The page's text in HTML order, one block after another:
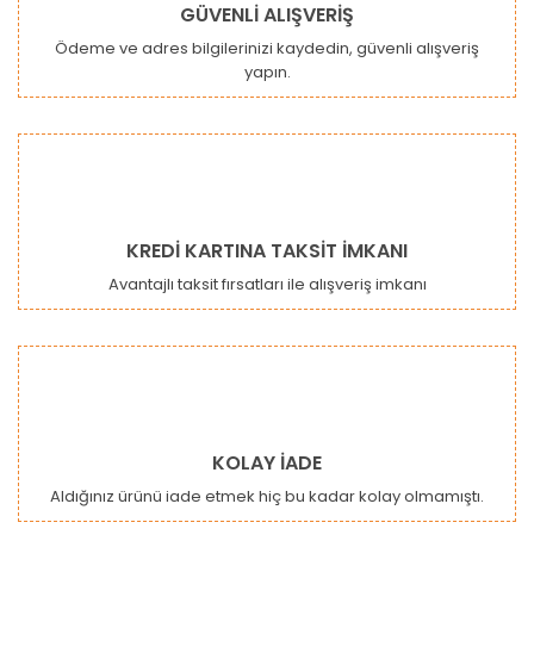
GÜVENLİ ALIŞVERİŞ
Ödeme ve adres bilgilerinizi kaydedin, güvenli alışveriş
yapın.
KREDİ KARTINA TAKSİT İMKANI
Avantajlı taksit fırsatları ile alışveriş imkanı
KOLAY İADE
Aldığınız ürünü iade etmek hiç bu kadar kolay olmamıştı.